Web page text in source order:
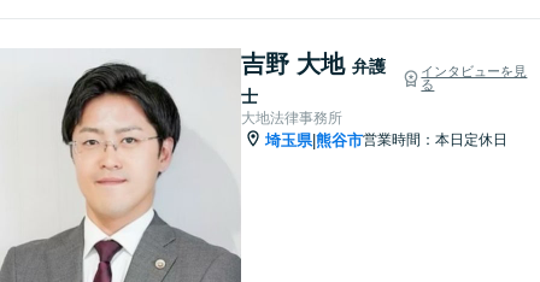
吉野 大地 弁護
士
インタビューを見
る
大地法律事務所
埼玉県|熊谷市営業時間：本日定休日